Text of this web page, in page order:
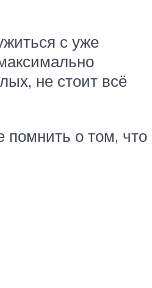
с уже
не стоит всё
помнить о том, что